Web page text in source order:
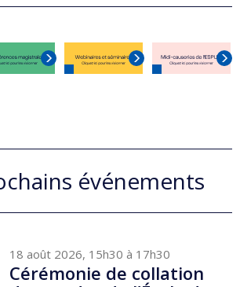
événements
18 août 2026, 15h30 à 17h30
Cérémonie de collation